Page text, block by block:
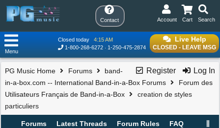
Contact Search
Cart
Account
Live Help
CLOSED - LEAVE MSG
Closed today
4:15 AM
1-800-268-6272
1-250-475-2874
Menu
Register Log In
PG Music Home Forums
band-
in-a-box.com -- International Band-in-a-Box Forums
Forum des
Utilisateurs Français de Band-in-a-Box
creation de styles
particuliers
Forums Latest Threads Forum Rules FAQ